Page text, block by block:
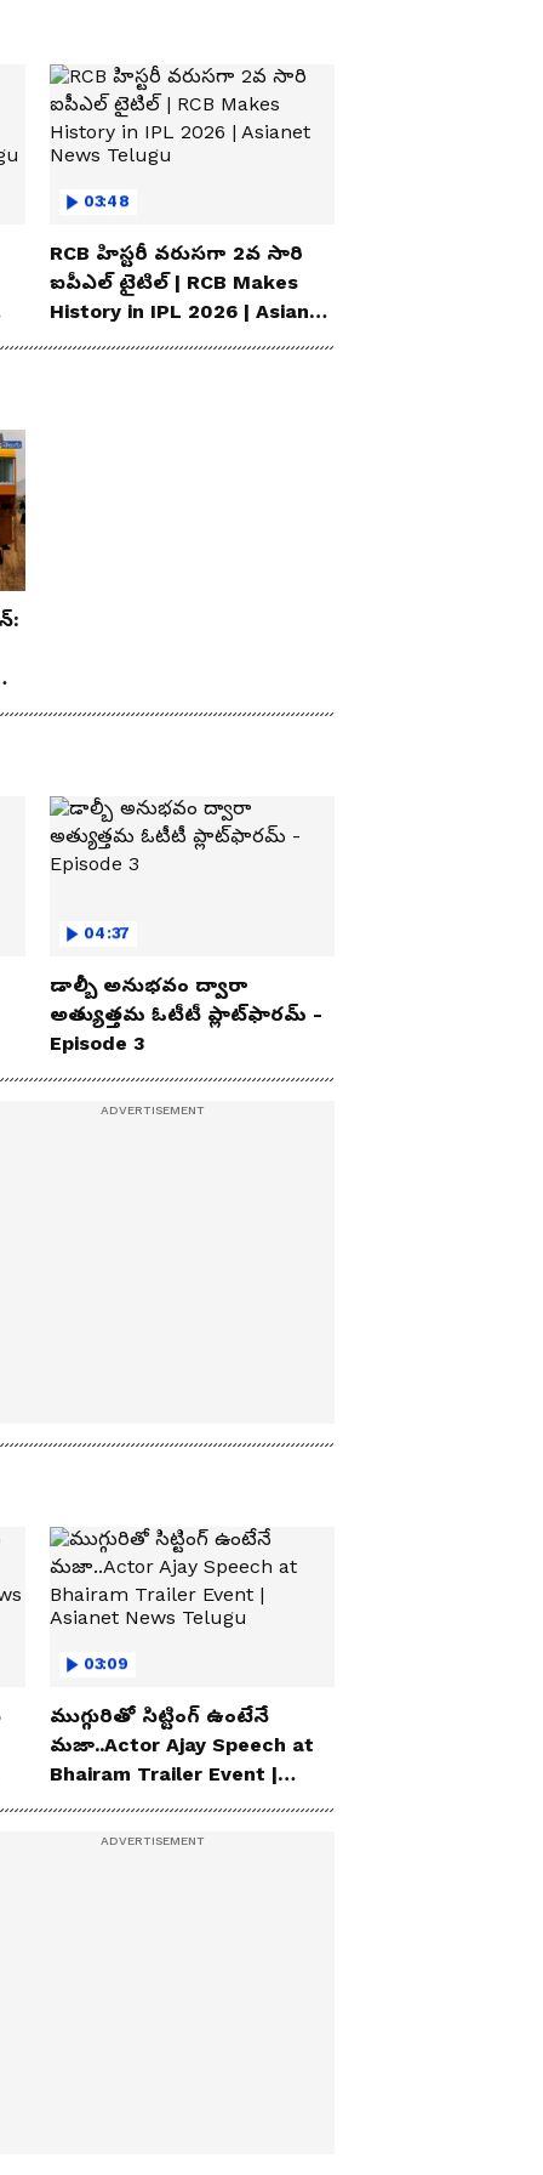
03:48
RCB హిస్టరీ వరుసగా 2వ సారి
ఐపీఎల్ టైటిల్ | RCB Makes
History in IPL 2026 | Asianet
News Telugu
04:37
డాల్బీ అనుభవం ద్వారా
అత్యుత్తమ ఓటీటీ ప్లాట్‌ఫారమ్ -
Episode 3
03:09
ముగ్గురితో సిట్టింగ్ ఉంటేనే
మజా..Actor Ajay Speech at
Bhairam Trailer Event |
Asianet News Telugu